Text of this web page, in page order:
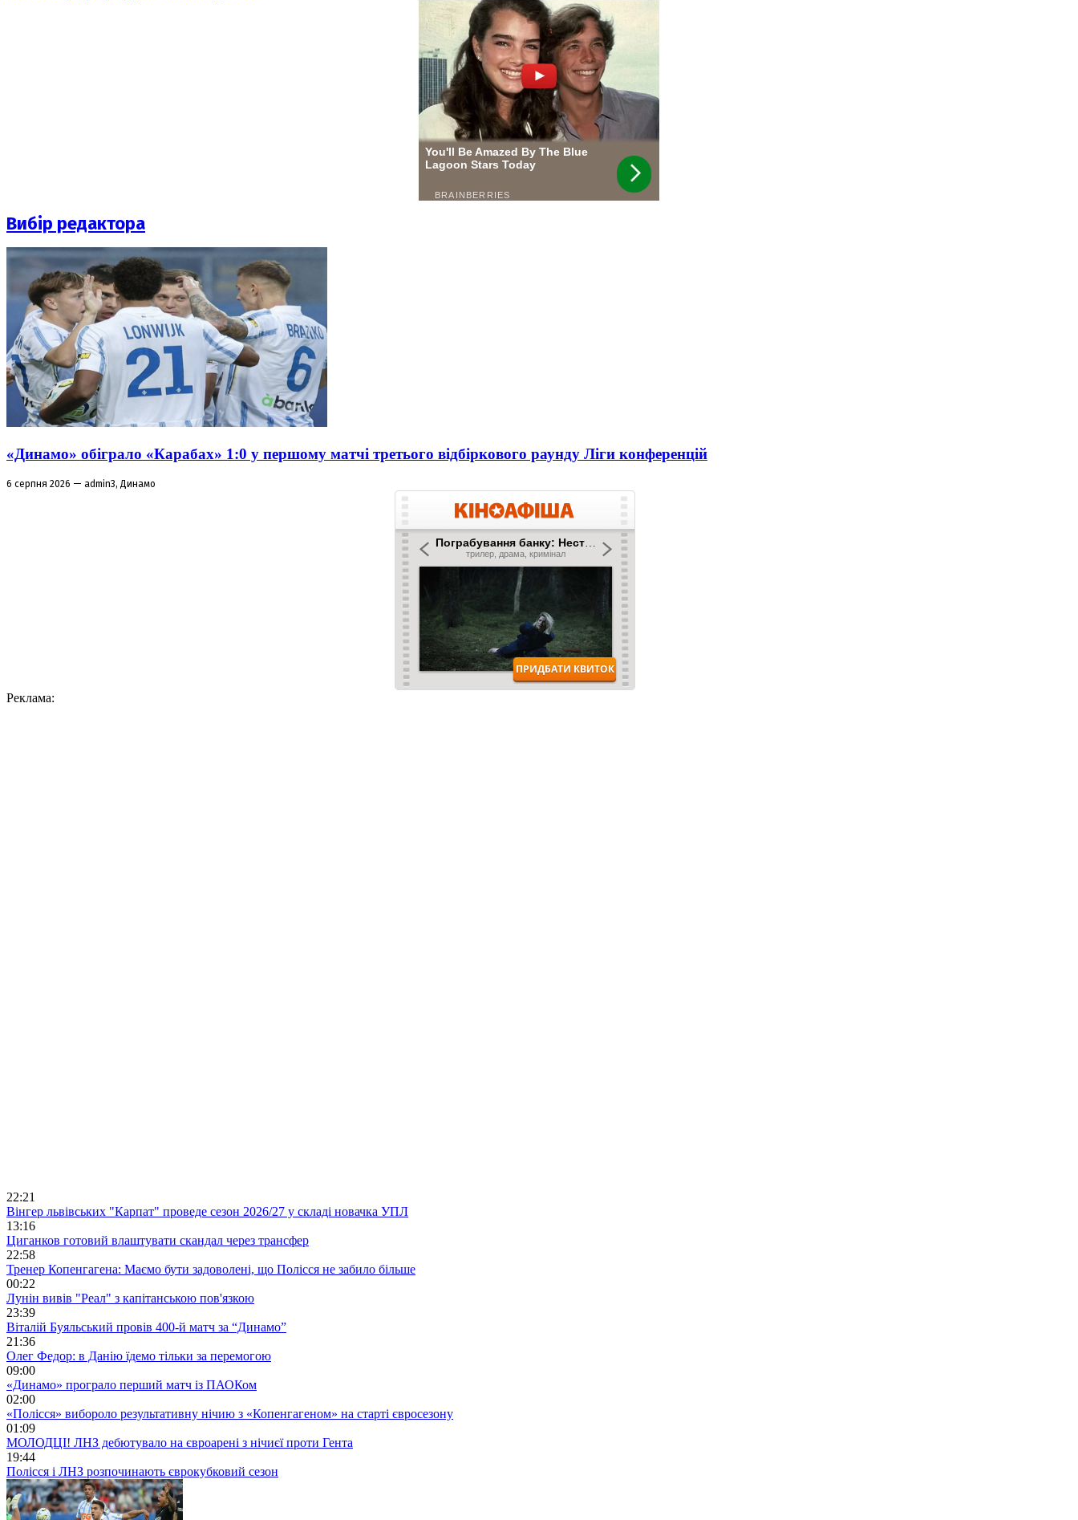
Вибір редактора
«Динамо» обіграло «Карабах» 1:0 у першому матчі третього відбіркового раунду Ліги конференцій
6 серпня 2026 — admin3, Динамо
Реклама:
22:21
Вінгер львівських "Карпат" проведе сезон 2026/27 у складі новачка УПЛ
13:16
Циганков готовий влаштувати скандал через трансфер
22:58
Тренер Копенгагена: Маємо бути задоволені, що Полісся не забило більше
00:22
Лунін вивів "Реал" з капітанською пов'язкою
23:39
Віталій Буяльський провів 400-й матч за “Динамо”
21:36
Олег Федор: в Данію їдемо тільки за перемогою
09:00
«Динамо» програло перший матч із ПАОКом
02:00
«Полісся» вибороло результативну нічию з «Копенгагеном» на старті євросезону
01:09
МОЛОДЦІ! ЛНЗ дебютувало на євроарені з нічиєї проти Гента
19:44
Полісся і ЛНЗ розпочинають єврокубковий сезон